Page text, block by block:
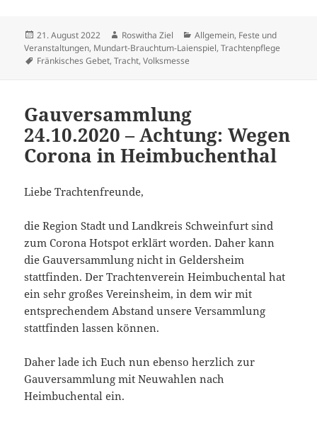
Veröffentlicht
am
21. August 2022 Autor
Roswitha Ziel Kategorien
Allgemein, Feste und
Veranstaltungen, Mundart-Brauchtum-Laienspiel,Trachtenpflege
Schlagwörter
Fränkisches Gebet,Tracht,Volksmesse
Gauversammlung
24.10.2020 – Achtung: Wegen
Corona in Heimbuchenthal
Liebe Trachtenfreunde,
die Region Stadt und Landkreis Schweinfurt sind
zum Corona Hotspot erklärt worden. Daher kann
die Gauversammlung nicht in Geldersheim
stattfinden. Der Trachtenverein Heimbuchental hat
ein sehr großes Vereinsheim, in dem wir mit
entsprechendem Abstand unsere Versammlung
stattfinden lassen können.
Daher lade ich Euch nun ebenso herzlich zur
Gauversammlung mit Neuwahlen nach
Heimbuchental ein.